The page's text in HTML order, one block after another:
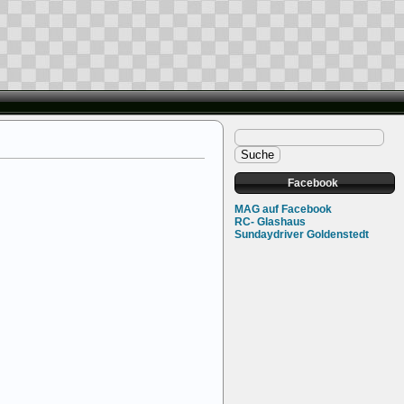
Facebook
MAG auf Facebook
RC- Glashaus
Sundaydriver Goldenstedt